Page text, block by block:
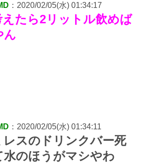
：2020/02/05(水) 01:34:17
えたら2リットル飲めば
ん
：2020/02/05(水) 01:34:11
スのドリンクバー死
水のほうがマシやわ